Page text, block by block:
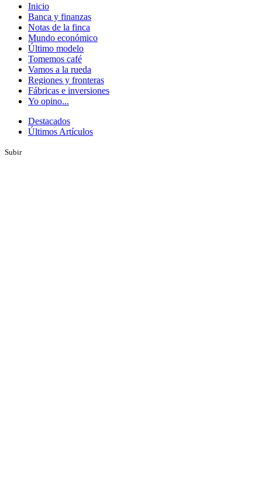
Inicio
Banca y finanzas
Notas de la finca
Mundo económico
Último modelo
Tomemos café
Vamos a la rueda
Regiones y fronteras
Fábricas e inversiones
Yo opino...
Destacados
Últimos Artículos
Subir